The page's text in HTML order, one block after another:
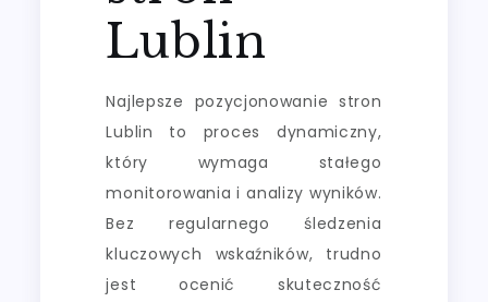
Lublin
Najlepsze pozycjonowanie stron
Lublin to proces dynamiczny,
który wymaga stałego
monitorowania i analizy wyników.
Bez regularnego śledzenia
kluczowych wskaźników, trudno
jest ocenić skuteczność